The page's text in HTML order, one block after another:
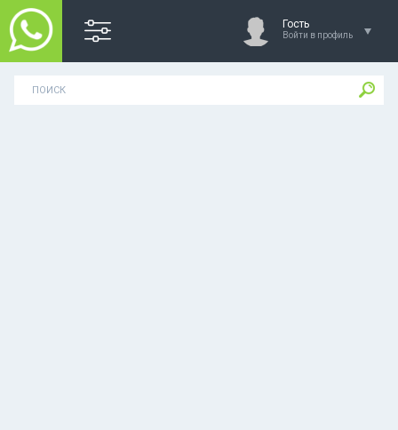
Гость
Войти в профиль